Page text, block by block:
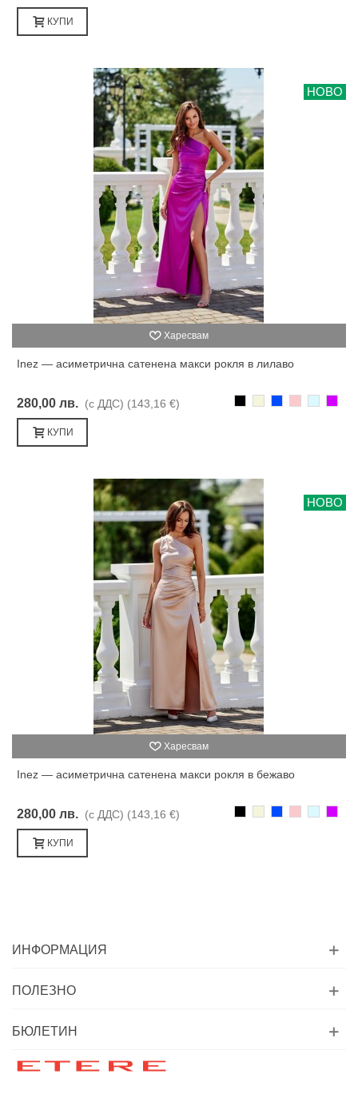
КУПИ
НОВО
Харесвам
Inez — асиметрична сатенена макси рокля в лилаво
280,00 лв. (с ДДС) (143,16 €)
КУПИ
НОВО
Харесвам
Inez — асиметрична сатенена макси рокля в бежаво
280,00 лв. (с ДДС) (143,16 €)
КУПИ
ИНФОРМАЦИЯ
ПОЛЕЗНО
БЮЛЕТИН